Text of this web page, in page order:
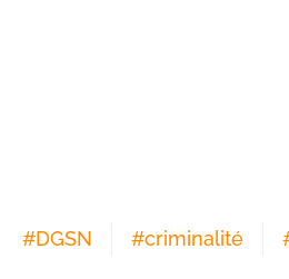
#DGSN #criminalité